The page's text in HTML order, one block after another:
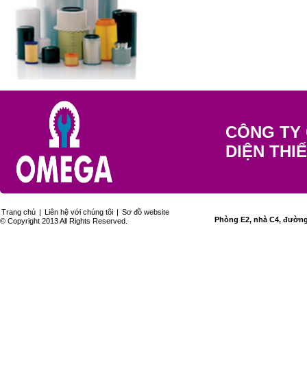
CÔNG
DIỆN
Trang chủ | Liên hệ với chúng tôi | Sơ đồ website
© Copyright 2013 All Rights Reserved.
Phòng E2, nhà C4,